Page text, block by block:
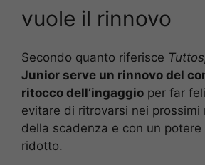
vuole il rinnovo
Secondo quanto riferisce
Junior serve un rinnovo del
ritocco dell’ingaggio per far
evitare di ritrovarsi nei prossimi
della scadenza e con un
ridotto.